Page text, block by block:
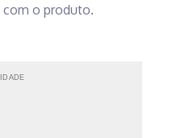
com o produto.